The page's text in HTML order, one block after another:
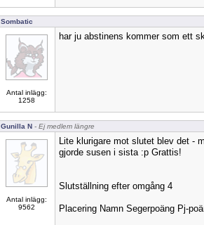
Sombatic
Antal inlägg:
1258
har ju abstinens kommer som ett
Gunilla N - Ej medlem längre
Antal inlägg:
9562
Lite klurigare mot slutet blev det -
gjorde susen i sista :p Grattis!
Slutställning efter omgång 4
Placering Namn Segerpoäng Pj-